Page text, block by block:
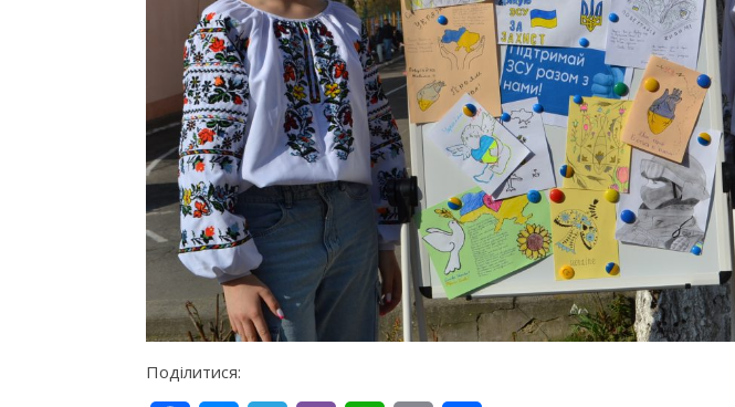
Поділитися: